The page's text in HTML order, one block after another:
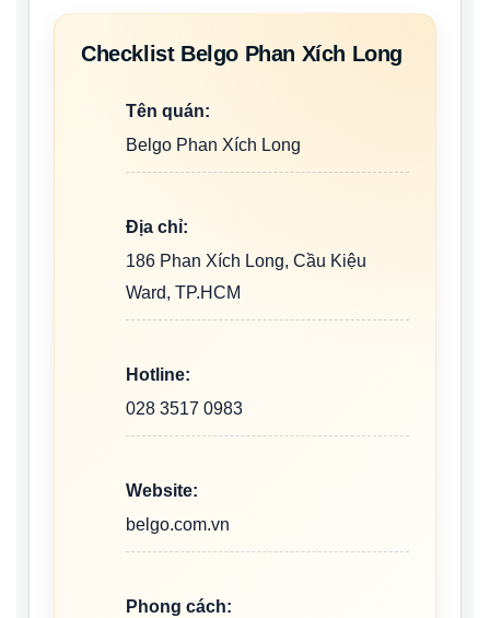
Checklist Belgo Phan Xích Long
Tên quán:
Belgo Phan Xích Long
Địa chỉ:
186 Phan Xích Long, Cầu Kiệu
Ward, TP.HCM
Hotline:
028 3517 0983
Website:
belgo.com.vn
Phong cách: